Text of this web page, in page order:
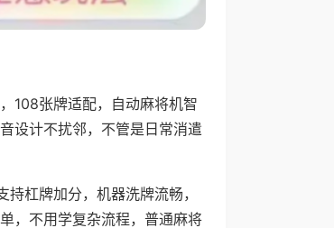
108张牌适配，自动麻将机智
设计不扰邻，不管是日常消遣
杠牌加分，机器洗牌流畅，
，不用学复杂流程，普通麻将